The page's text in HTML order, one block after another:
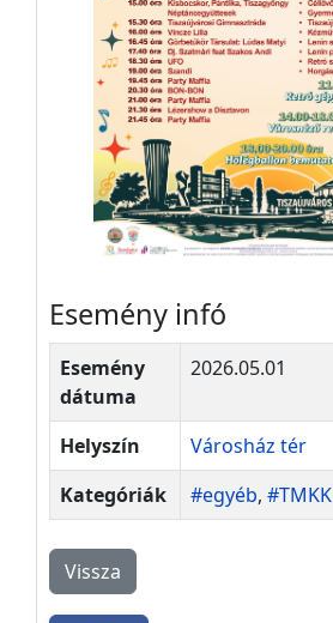
Esemény infó
Esemény
dátuma
2026.05.01
Helyszín
Városház tér
Kategóriák
#egyéb, #TMKK
Vissza